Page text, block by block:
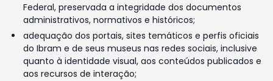
Federal, preservada a integridade dos documentos
administrativos, normativos e históricos;
adequação dos portais, sites temáticos e perfis oficiais
do Ibram e de seus museus nas redes sociais, inclusive
quanto à identidade visual, aos conteúdos publicados e
aos recursos de interação;